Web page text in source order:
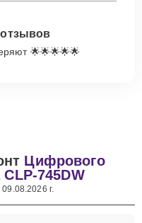
отзывов
🌟🌟🌟🌟🌟
Цифрового
745DW
09.08.2026 г.